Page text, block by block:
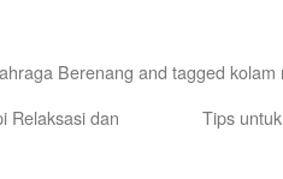
Berenang and tagged kolam
Relaksasi dan
Tips